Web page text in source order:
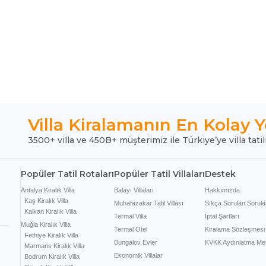
Villa Kiralamanın En Kolay
3500+ villa ve 450B+ müşterimiz ile Türkiye’ye villa
Popüler Tatil Rotaları
Antalya Kiralık Villa
Kaş Kiralık Villa
Kalkan Kiralık Villa
Muğla Kiralık Villa
Fethiye Kiralık Villa
Marmaris Kiralık Villa
Bodrum Kiralık Villa
Popüler Tatil Villaları
Balayı Villaları
Muhafazakar Tatil Villası
Termal Villa
Termal Otel
Bungalov Evler
Ekonomik Villalar
Destek
Hakkımızda
Sıkça Sorulan
İptal Şartları
Kiralama Sözleşmesi
KVKK Aydınlatma